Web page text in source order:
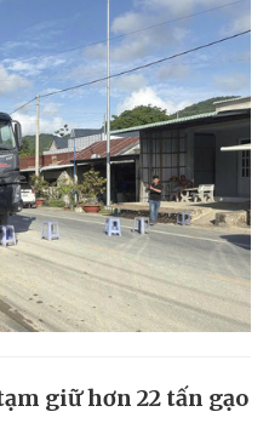
giữ hơn 22 tấn gạo